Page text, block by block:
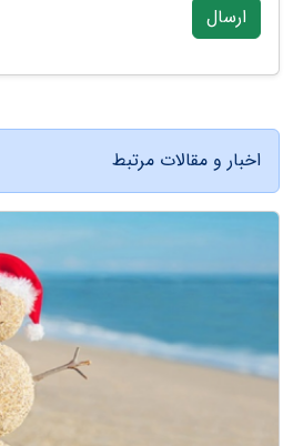
ارسال
اخبار و مقالات مرتبط